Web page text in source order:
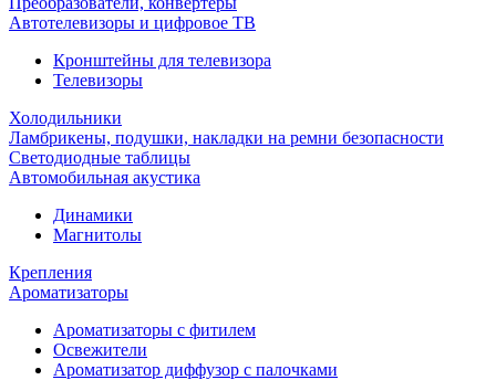
Автотелевизоры и цифровое ТВ
Кронштейны для телевизора
Телевизоры
Холодильники
Ламбрикены, подушки, накладки на ремни безопасности
Светодиодные таблицы
Автомобильная акустика
Динамики
Магнитолы
Крепления
Ароматизаторы
Ароматизаторы с фитилем
Освежители
Ароматизатор диффузор с палочками